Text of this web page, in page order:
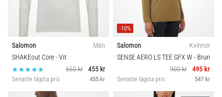
löpning?
vanligaste
orsakerna
är
plantar
Salomon
Män
SHAKEout Core- Vit
650 kr
455 kr
Senaste lägsta pris 455 kr
-10%
Salomon
Kvinnor
SENSE AERO LS TEE GFX W- Brun
900 kr
495 kr
Senaste lägsta pris 547 kr